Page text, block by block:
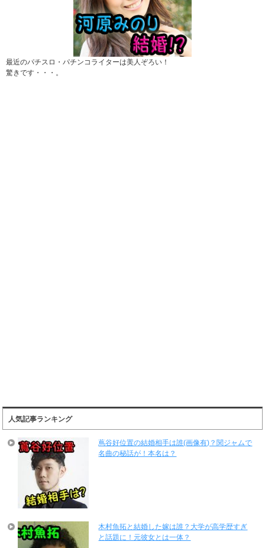
最近のパチスロ・パチンコライターは美人ぞろい！
驚きです・・・。
人気記事ランキング
蔦谷好位置の結婚相手は誰(画像有)？関ジャムで
名曲の秘話が！本名は？
木村魚拓と結婚した嫁は誰？大学が高学歴すぎ
と話題に！元彼女とは一体？